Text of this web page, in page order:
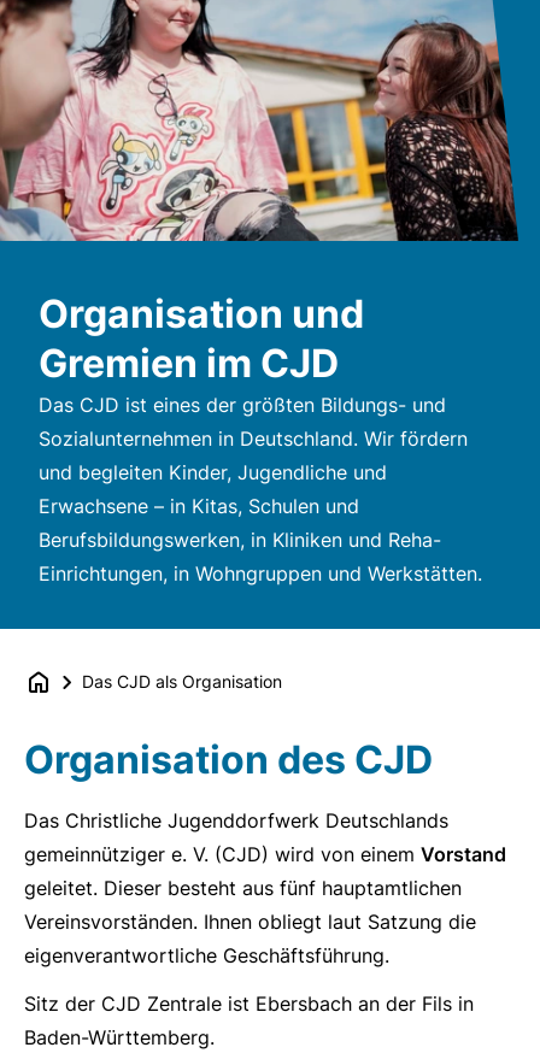
Organisation und
Gremien im CJD
Das CJD ist eines der größten Bildungs- und
Sozialunternehmen in Deutschland. Wir fördern
und begleiten Kinder, Jugendliche und
Erwachsene – in Kitas, Schulen und
Berufsbildungswerken, in Kliniken und Reha-
Einrichtungen, in Wohngruppen und Werkstätten.
Das CJD als Organisation
Organisation des CJD
Das Christliche Jugenddorfwerk Deutschlands
gemeinnütziger e. V. (CJD) wird von einem Vorstand
geleitet. Dieser besteht aus fünf hauptamtlichen
Vereinsvorständen. Ihnen obliegt laut Satzung die
eigenverantwortliche Geschäftsführung.
Sitz der CJD Zentrale ist Ebersbach an der Fils in
Baden-Württemberg.